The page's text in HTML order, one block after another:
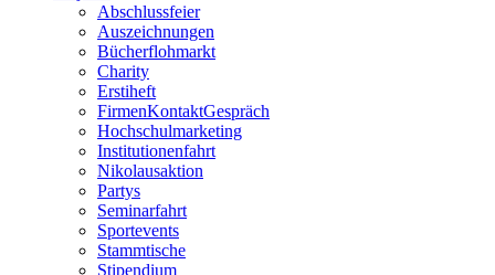
Abschlussfeier
Auszeichnungen
Bücherflohmarkt
Charity
Erstiheft
FirmenKontaktGespräch
Hochschulmarketing
Institutionenfahrt
Nikolausaktion
Partys
Seminarfahrt
Sportevents
Stammtische
Stipendium